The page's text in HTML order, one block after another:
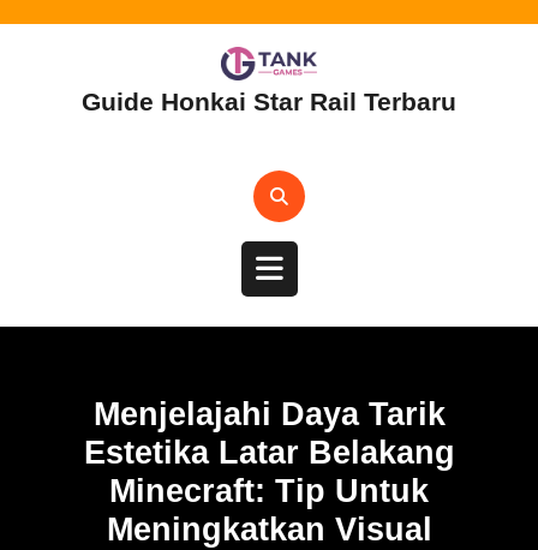
Guide Honkai Star Rail Terbaru
Menjelajahi Daya Tarik
Estetika Latar Belakang
Minecraft: Tip Untuk
Meningkatkan Visual